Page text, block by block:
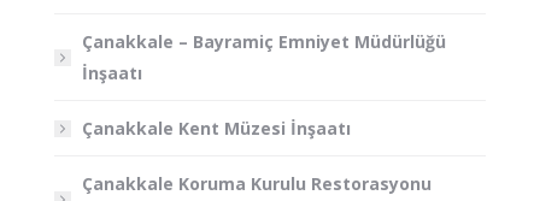
Çanakkale – Bayramiç Emniyet Müdürlüğü
İnşaatı
Çanakkale Kent Müzesi İnşaatı
Çanakkale Koruma Kurulu Restorasyonu